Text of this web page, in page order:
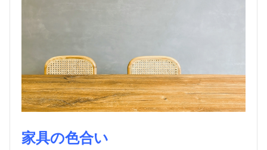
家具の色合い